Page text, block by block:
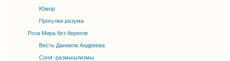
Юмор
Прогулки разума
Роза Мира без берегов
Весть Даниила Андреева
Соня: размышлизмы